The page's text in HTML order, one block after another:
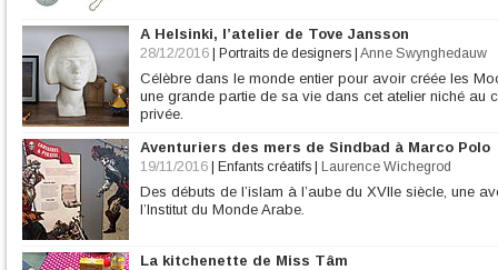
A Helsinki, l’atelier de Tove Jansson
28/12/2016 Portraits de designers Anne Swynghedauw
Célèbre dans le monde entier pour avoir créée les
une grande partie de sa vie dans cet atelier niché au
privée.
Aventuriers des mers de Sindbad à Marco Polo
19/11/2016 Enfants créatifs Laurence Wichegrod
Des débuts de l’islam à l’aube du XVIIe siècle, une
l’Institut du Monde Arabe.
La kitchenette de Miss Tâm